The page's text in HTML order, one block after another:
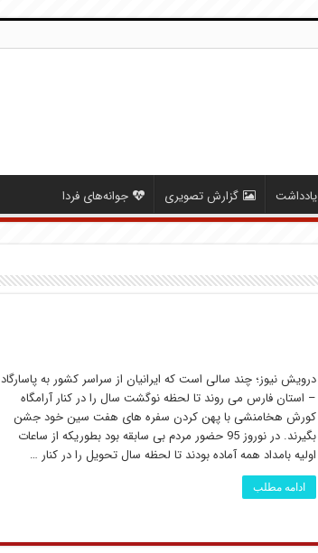
یادداشت گزارش تصویری جوانه‌های فردا
درویش نیوز؛ چند سالی است که ایرانیان از سراسر کشور به پاسارگاد
– استان فارس می روند تا لحظه نوگشت سال را در کنار آرامگاه
کورش هخامنشی با پهن کردن سفره های هفت سین خود جشن
بگیرند. در نوروز 95 حضور مردم بی سابقه بود بطوریکه از ساعات
اولیه بامداد همه آماده بودند تا لحظه سال تحویل را در کنار …
ادامه مطلب